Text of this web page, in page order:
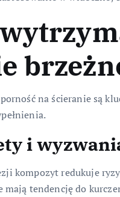
na ścieranie są
i
kompozyt redukuje
mają tendencję do